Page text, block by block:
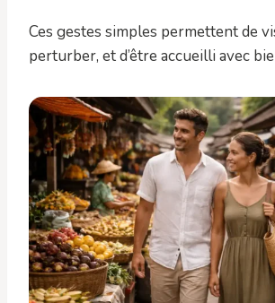
Ces gestes simples permettent de
perturber, et d’être accueilli avec